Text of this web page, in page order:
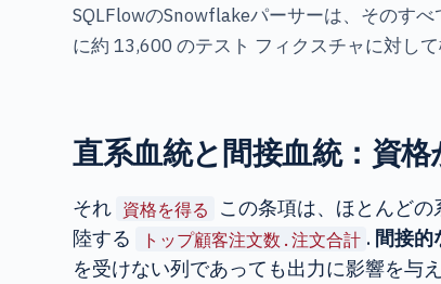
SQLFlowのSnowflakeパーサーは、そのす
に約 13,600 のテスト フィクスチャに対し
直系血統と間接血統：資
それ 資格を得る この条項は、ほとんど
陸する
トップ顧客注文数.注文合計 . 間接的
を受けない列であっても出力に影響を与